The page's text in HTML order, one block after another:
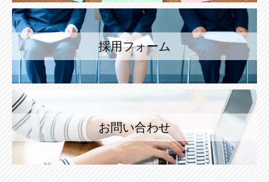
採用フォーム
お問い合わせ